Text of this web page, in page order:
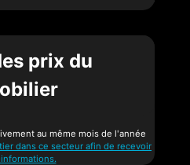
prix du
au même mois de l'année
dans ce secteur afin de recevoir